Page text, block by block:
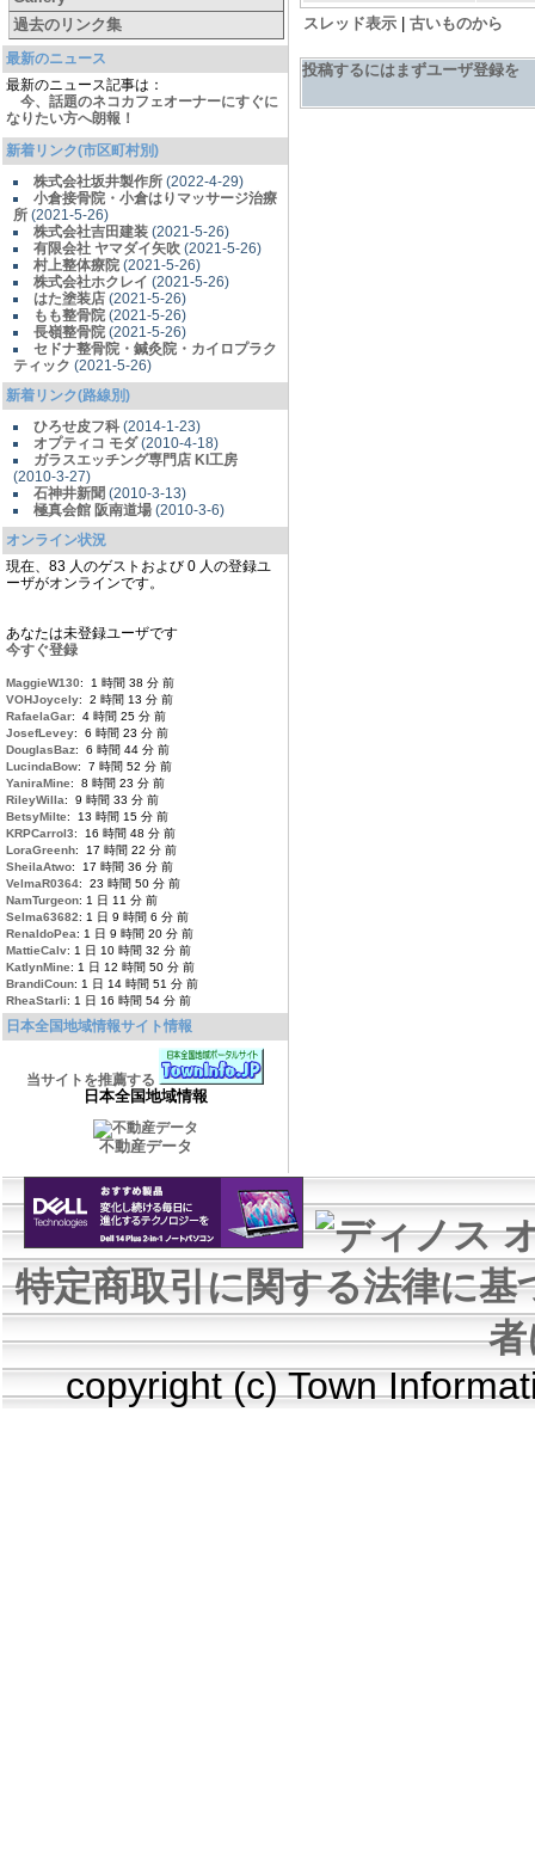
過去のリンク集
最新のニュース
最新のニュース記事は：
今、話題のネコカフェオーナーにすぐに
なりたい方へ朗報！
新着リンク(市区町村別)
株式会社坂井製作所 (2022-4-29)
小倉接骨院・小倉はりマッサージ治療
所 (2021-5-26)
株式会社吉田建装 (2021-5-26)
有限会社 ヤマダイ矢吹 (2021-5-26)
村上整体療院 (2021-5-26)
株式会社ホクレイ (2021-5-26)
はた塗装店 (2021-5-26)
もも整骨院 (2021-5-26)
長嶺整骨院 (2021-5-26)
セドナ整骨院・鍼灸院・カイロプラク
ティック (2021-5-26)
新着リンク(路線別)
ひろせ皮フ科 (2014-1-23)
オプティコ モダ(2010-4-18)
ガラスエッチング専門店 KI工房
(2010-3-27)
石神井新聞 (2010-3-13)
極真会館 阪南道場 (2010-3-6)
オンライン状況
現在、83 人のゲストおよび 0 人の登録ユ
ーザがオンラインです。
あなたは未登録ユーザです
今すぐ登録
MaggieW130: 1 時間 38 分 前
VOHJoycely: 2 時間 13 分 前
RafaelaGar: 4 時間 25 分 前
JosefLevey: 6 時間 23 分 前
DouglasBaz: 6 時間 44 分 前
LucindaBow: 7 時間 52 分 前
YaniraMine: 8 時間 23 分 前
RileyWilla: 9 時間 33 分 前
BetsyMilte: 13 時間 15 分 前
KRPCarrol3: 16 時間 48 分 前
LoraGreenh: 17 時間 22 分 前
SheilaAtwo: 17 時間 36 分 前
VelmaR0364: 23 時間 50 分 前
NamTurgeon: 1 日 11 分 前
Selma63682: 1 日 9 時間 6 分 前
RenaldoPea: 1 日 9 時間 20 分 前
MattieCalv: 1 日 10 時間 32 分 前
KatlynMine: 1 日 12 時間 50 分 前
BrandiCoun: 1 日 14 時間 51 分 前
RheaStarli: 1 日 16 時間 54 分 前
日本全国地域情報サイト情報
当サイトを推薦する
日本全国地域情報
不動産データ
スレッド表示 古いものから
投稿するにはまずユーザ登録を
特定商取引に関する法律に基
copyright (c) Town